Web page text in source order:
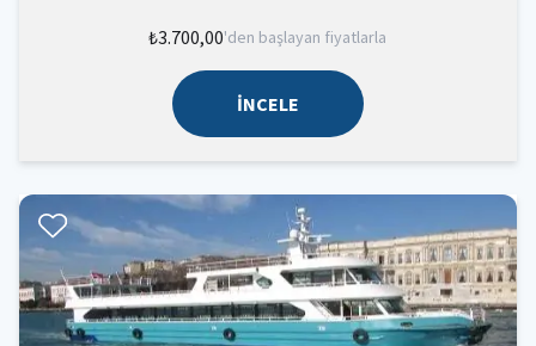
₺3.700,00'den başlayan fiyatlarla
İNCELE